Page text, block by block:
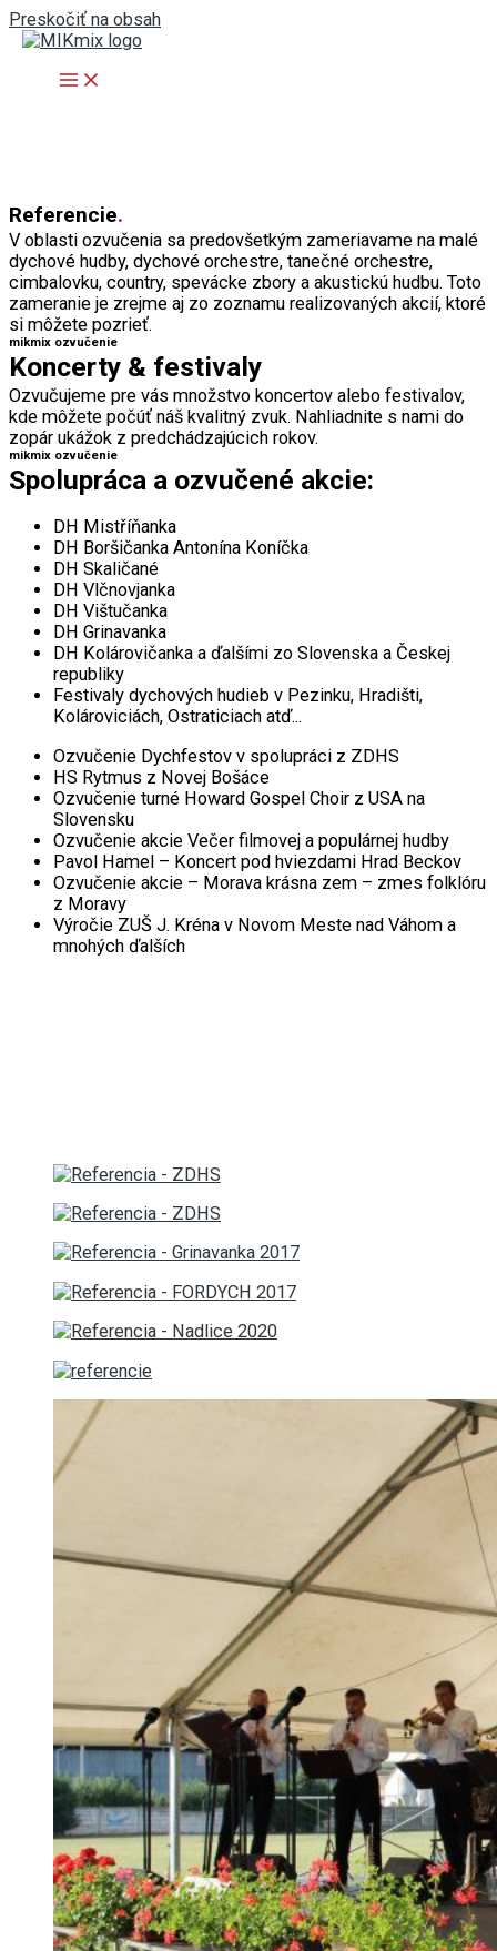
Preskočiť na obsah
Referencie.
V oblasti ozvučenia sa predovšetkým zameriavame na malé
dychové hudby, dychové orchestre, tanečné orchestre,
cimbalovku, country, spevácke zbory a akustickú hudbu. Toto
zameranie je zrejme aj zo zoznamu realizovaných akcií, ktoré
si môžete pozrieť.
mikmix ozvučenie
Koncerty & festivaly
Ozvučujeme pre vás množstvo koncertov alebo festivalov,
kde môžete počúť náš kvalitný zvuk. Nahliadnite s nami do
zopár ukážok z predchádzajúcich rokov.
mikmix ozvučenie
Spolupráca a ozvučené akcie:
DH Mistříňanka
DH Boršičanka Antonína Koníčka
DH Skaličané
DH Vlčnovjanka
DH Vištučanka
DH Grinavanka
DH Kolárovičanka a ďalšími zo Slovenska a Českej
republiky
Festivaly dychových hudieb v Pezinku, Hradišti,
Kolároviciách, Ostraticiach atď...
Ozvučenie Dychfestov v spolupráci z ZDHS
HS Rytmus z Novej Bošáce
Ozvučenie turné Howard Gospel Choir z USA na
Slovensku
Ozvučenie akcie Večer filmovej a populárnej hudby
Pavol Hamel – Koncert pod hviezdami Hrad Beckov
Ozvučenie akcie – Morava krásna zem – zmes folklóru
z Moravy
Výročie ZUŠ J. Kréna v Novom Meste nad Váhom a
mnohých ďalších